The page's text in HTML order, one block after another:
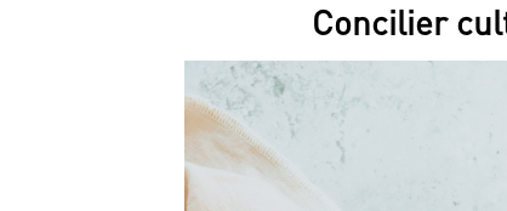
Concilier